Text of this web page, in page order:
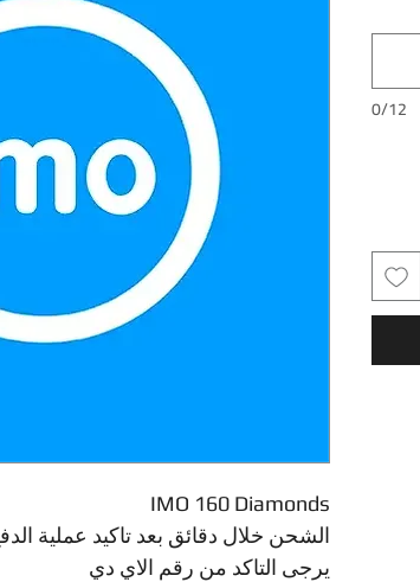
IMO 160 Diamonds
الشحن خلال دقائق بعد تاكيد عملية
يرجى التاكد من رقم الاي دي
0/12